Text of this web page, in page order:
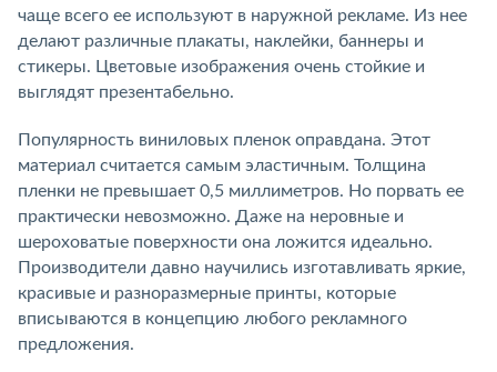
чаще всего ее используют в наружной рекламе. Из нее
делают различные плакаты, наклейки, баннеры и
стикеры. Цветовые изображения очень стойкие и
выглядят презентабельно.
Популярность виниловых пленок оправдана. Этот
материал считается самым эластичным. Толщина
пленки не превышает 0,5 миллиметров. Но порвать ее
практически невозможно. Даже на неровные и
шероховатые поверхности она ложится идеально.
Производители давно научились изготавливать яркие,
красивые и разноразмерные принты, которые
вписываются в концепцию любого рекламного
предложения.